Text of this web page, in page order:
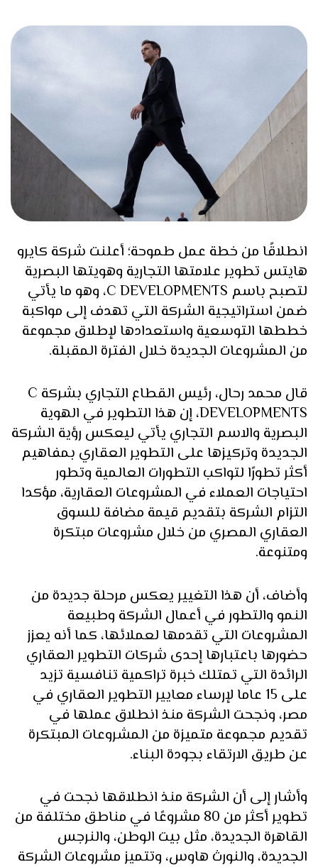
انطلاقًا من خطة عمل طموحة؛ أعلنت شركة كايرو
هايتس تطوير علامتها التجارية وهويتها البصرية
لتصبح باسم C DEVELOPMENTS، وهو ما يأتي
ضمن استراتيجية الشركة التي تهدف إلى مواكبة
خططها التوسعية واستعدادها لإطلاق مجموعة
من المشروعات الجديدة خلال الفترة المقبلة.
قال محمد رحال، رئيس القطاع التجاري بشركة C
DEVELOPMENTS، إن هذا التطوير في الهوية
البصرية والاسم التجاري يأتي ليعكس رؤية الشركة
الجديدة وتركيزها على التطوير العقاري بمفاهيم
أكثر تطورًا لتواكب التطورات العالمية وتطور
احتياجات العملاء في المشروعات العقارية، مؤكدا
التزام الشركة بتقديم قيمة مضافة للسوق
العقاري المصري من خلال مشروعات مبتكرة
ومتنوعة.
وأضاف، أن هذا التغيير يعكس مرحلة جديدة من
النمو والتطور في أعمال الشركة وطبيعة
المشروعات التي تقدمها لعملائها، كما أنه يعزز
حضورها باعتبارها إحدى شركات التطوير العقاري
الرائدة التي تمتلك خبرة تراكمية تنافسية تزيد
على 15 عاما لإرساء معايير التطوير العقاري في
مصر، ونجحت الشركة منذ انطلاق عملها في
تقديم مجموعة متميزة من المشروعات المبتكرة
عن طريق الارتقاء بجودة البناء.
وأشار إلى أن الشركة منذ انطلاقها نجحت في
تطوير أكثر من 80 مشروعًا في مناطق مختلفة من
القاهرة الجديدة، مثل بيت الوطن، والنرجس
الجديدة، والنورث هاوس، وتتميز مشروعات الشركة